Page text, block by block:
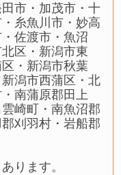
市・加茂市・十
糸魚川市・妙高
佐渡市・魚沼
区・新潟市東
・新潟市秋葉
潟市西蒲区・北
南蒲原郡田上
崎町・南魚沼郡
刈羽村・岩船郡
ります。